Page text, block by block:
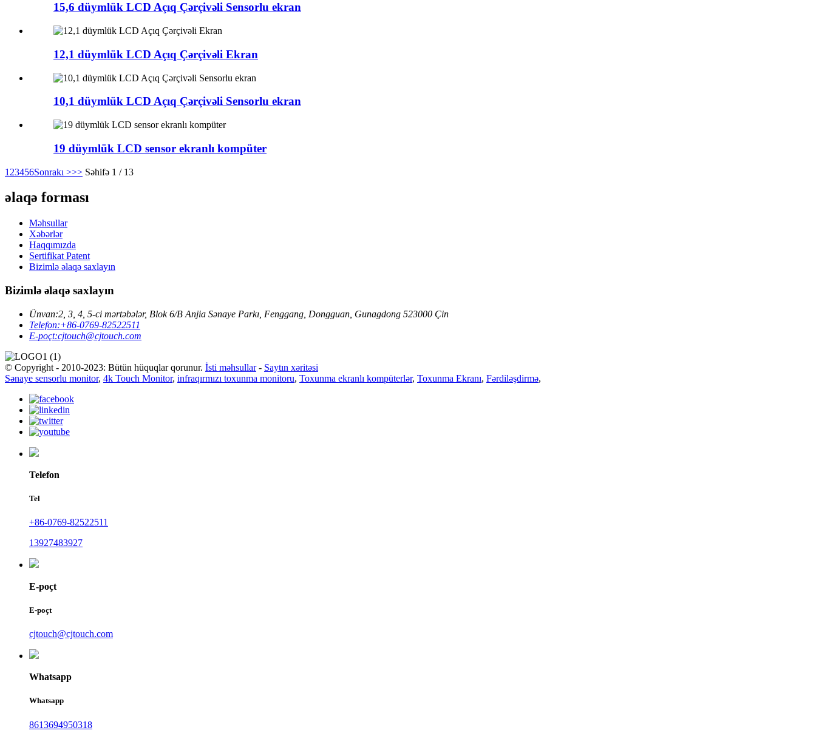
15,6 düymlük LCD Açıq Çərçivəli Sensorlu ekran
12,1 düymlük LCD Açıq Çərçivəli Ekran
10,1 düymlük LCD Açıq Çərçivəli Sensorlu ekran
19 düymlük LCD sensor ekranlı kompüter
1 23456Sonrakı >>> Səhifə 1 / 13
əlaqə forması
Məhsullar
Xəbərlər
Haqqımızda
Sertifikat Patent
Bizimlə əlaqə saxlayın
Bizimlə əlaqə saxlayın
Ünvan:2, 3, 4, 5-ci mərtəbələr, Blok 6/B Anjia Sənaye Parkı, Fenggang, Dongguan, Gunagdong 523000 Çin
Telefon:+86-0769-82522511
E-poçt:cjtouch@cjtouch.com
© Copyright - 2010-2023: Bütün hüquqlar qorunur. İsti məhsullar- Saytın xəritəsi
Sənaye sensorlu monitor, 4k Touch Monitor, infraqırmızı toxunma monitoru, Toxunma ekranlı kompüterlər, Toxunma Ekranı, Fərdiləşdirmə,
Telefon
Tel
+86-0769-82522511
13927483927
E-poçt
E-poçt
cjtouch@cjtouch.com
Whatsapp
Whatsapp
8613694950318